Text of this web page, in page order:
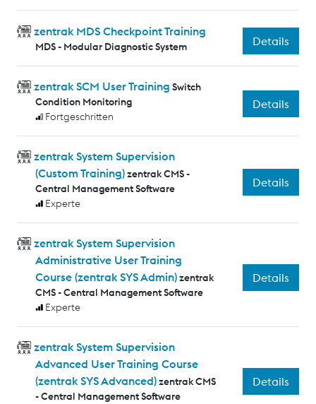
zentrak MDS Checkpoint Training
MDS - Modular Diagnostic System Details
zentrak SCM User Training Switch
Condition Monitoring
Fortgeschritten
Details
zentrak System Supervision
(Custom Training)zentrak CMS -
Central Management Software
Experte
Details
zentrak System Supervision
Administrative User Training
Course (zentrak SYS Admin)zentrak
CMS - Central Management Software
Experte
Details
zentrak System Supervision
Advanced User Training Course
(zentrak SYS Advanced)zentrak CMS
- Central Management Software
Details